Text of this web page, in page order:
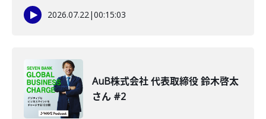
2026.07.22|00:15:03
AuB株式会社 代表取締役 鈴木啓太
さん #2